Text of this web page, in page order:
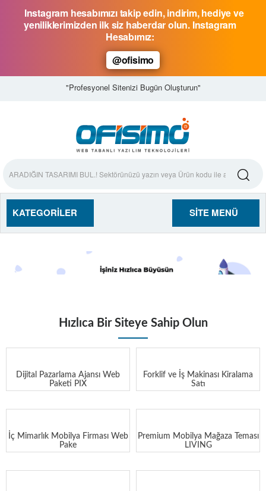
Instagram hesabımızı takip edin, indirim, hediye ve
yeniliklerimizden ilk siz haberdar olun. Instagram
Hesabımız:
@ofisimo
"Profesyonel Sitenizi Bugün Oluşturun"
KATEGORILER SITE MENÜ
Hızlıca Bir Siteye Sahip Olun
Dijital Pazarlama Ajansı Web
Paketi PIX
Forklif ve İş Makinası Kiralama
Satı